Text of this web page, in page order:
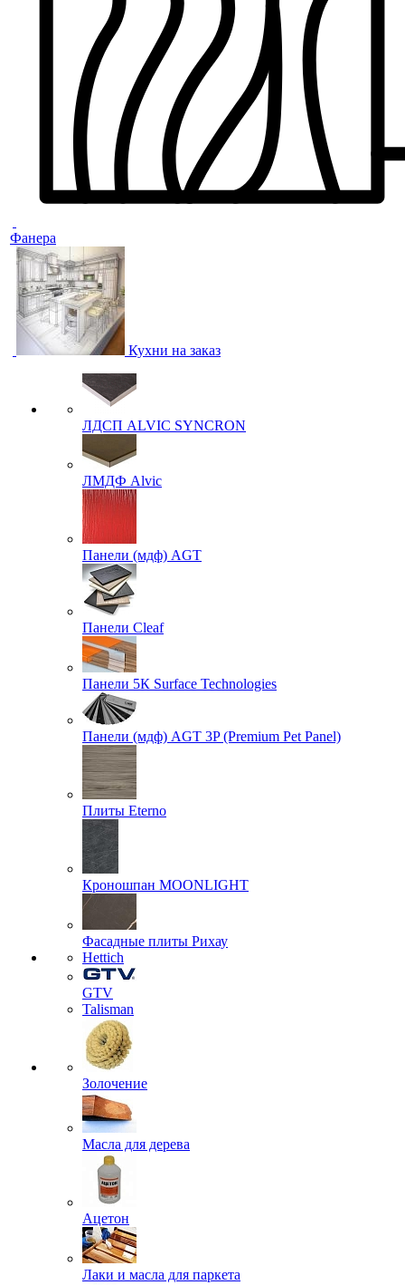
Фанера
Кухни на заказ
ЛДСП ALVIC SYNCRON
ЛМДФ Alvic
Панели (мдф) AGT
Панели Cleaf
Панели 5К Surface Technologies
Панели (мдф) AGT 3P (Premium Pet Panel)
Плиты Eterno
Кроношпан MOONLIGHT
Фасадные плиты Рихау
Hettich
GTV
Talisman
Золочение
Масла для дерева
Ацетон
Лаки и масла для паркета